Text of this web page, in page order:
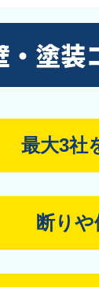
・塗装
最大3社
断り